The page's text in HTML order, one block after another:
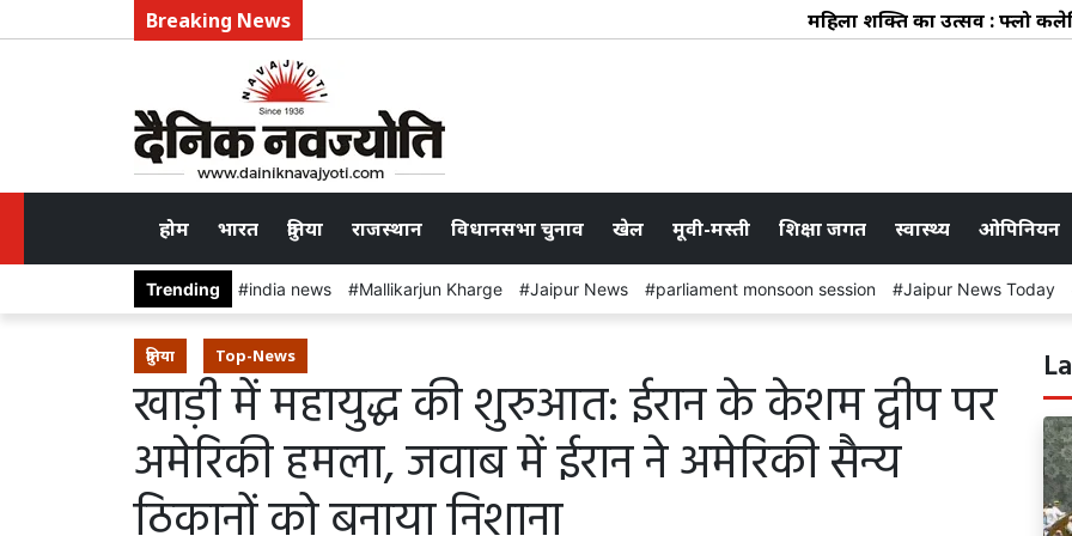
Breaking News महिला शक्ति का उत्सव : फ्लो
होम भारत दुनिया राजस्थान विधानसभा चुनाव खेल मूवी-मस्ती शिक्षा जगत स्वास्थ्य ओपिनियन
Trending india news Mallikarjun Kharge Jaipur News parliament monsoon session Jaipur News Today
दुनिया Top-News
खाड़ी में महायुद्ध की शुरुआत: ईरान के केशम द्वीप पर
अमेरिकी हमला, जवाब में ईरान ने अमेरिकी सैन्य